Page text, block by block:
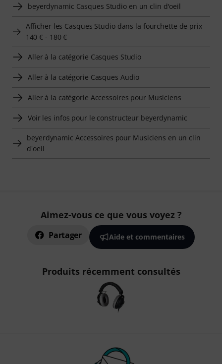
beyerdynamic Casques Studio en un clin d'oeil
Afficher les Casques Studio dans la fourchette de prix
140 € - 180 €
Aller à la catégorie Casques Studio
Aller à la catégorie Casques Audio
Aller à la catégorie Accessoires pour Musiciens
Voir les infos pour le constructeur beyerdynamic
beyerdynamic Accessoires pour Musiciens en un clin
d'oeil
Aimez-vous ce que vous voyez ?
Partager Aide et commentaires
Produits récemment consultés